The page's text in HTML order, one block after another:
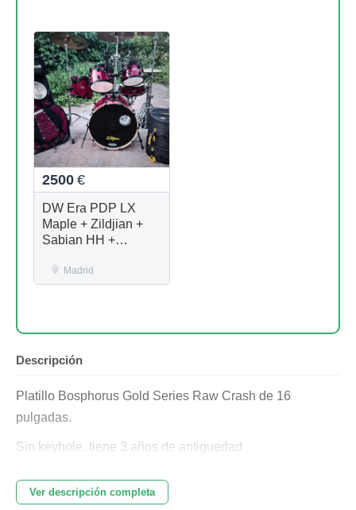
2500 €
DW Era PDP LX
Maple + Zildjian +
Sabian HH +
Madrid
Descripción
Platillo Bosphorus Gold Series Raw Crash de 16
pulgadas.
Sin keyhole, tiene 3 años de antiguedad
Ver descripción completa